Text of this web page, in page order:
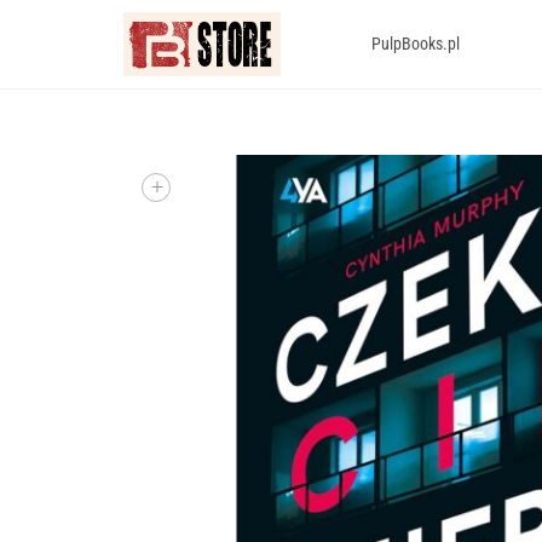
PulpBooks.pl
+